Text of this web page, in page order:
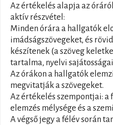
Az értékelés alapja az
aktív részvétel:
Minden órára a hallgatók
imádságszövegeket, és
készítenek (a szöveg
tartalma, nyelvi
Az órákon a hallgatók
megvitatják a szövegeket.
Az értékelés szempontjai: a
elemzés mélysége és a
A végső jegy a félév során